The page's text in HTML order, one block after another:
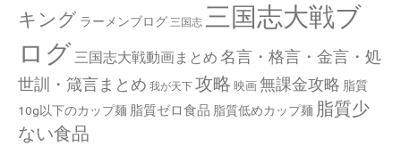
キング ラーメンブログ 三国志 三国志大戦ブ
ログ 三国志大戦動画まとめ 名言・格言・金言・処
世訓・箴言まとめ 我が天下 攻略 映画 無課金攻略 脂質
10g以下のカップ麺 脂質ゼロ食品 脂質低めカップ麺 脂質少
ない食品